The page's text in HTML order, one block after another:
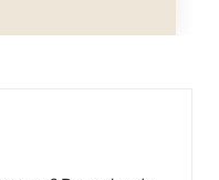
para
proyectos y las